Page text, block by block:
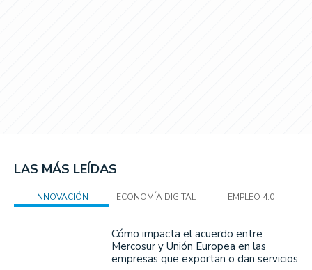
LAS MÁS LEÍDAS
INNOVACIÓN ECONOMÍA DIGITAL EMPLEO 4.0
Cómo impacta el acuerdo entre
Mercosur y Unión Europea en las
empresas que exportan o dan servicios